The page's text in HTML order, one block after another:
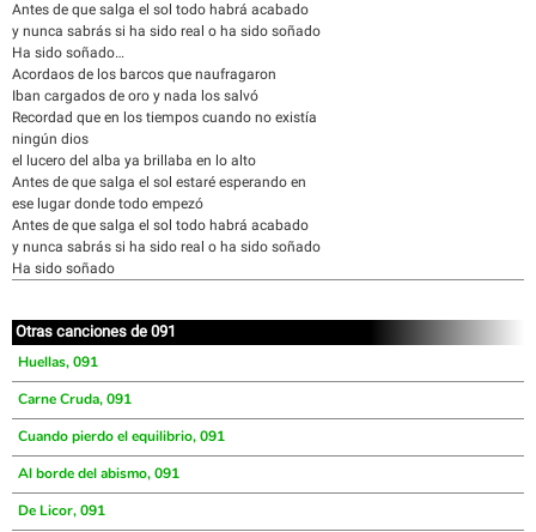
Antes de que salga el sol todo habrá acabado
y nunca sabrás si ha sido real o ha sido soñado
Ha sido soñado…
Acordaos de los barcos que naufragaron
Iban cargados de oro y nada los salvó
Recordad que en los tiempos cuando no existía
ningún dios
el lucero del alba ya brillaba en lo alto
Antes de que salga el sol estaré esperando en
ese lugar donde todo empezó
Antes de que salga el sol todo habrá acabado
y nunca sabrás si ha sido real o ha sido soñado
Ha sido soñado
Otras canciones de 091
Huellas, 091
Carne Cruda, 091
Cuando pierdo el equilibrio, 091
Al borde del abismo, 091
De Licor, 091